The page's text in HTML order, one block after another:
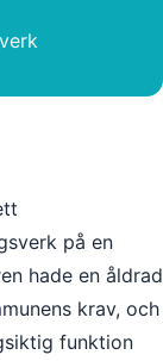
på en
hade en åldrad
krav, och
funktion